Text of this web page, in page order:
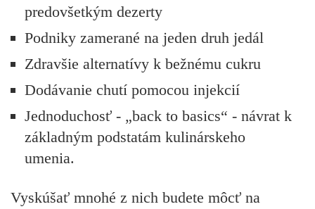
predovšetkým dezerty
Podniky zamerané na jeden druh jedál
Zdravšie alternatívy k bežnému cukru
Dodávanie chutí pomocou injekcií
Jednoduchosť - „back to basics“ - návrat k
základným podstatám kulinárskeho
umenia.
Vyskúšať mnohé z nich budete môcť na